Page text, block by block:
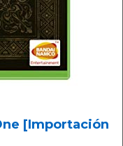
[Importación